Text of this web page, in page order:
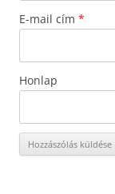
E-mail cím *
Honlap